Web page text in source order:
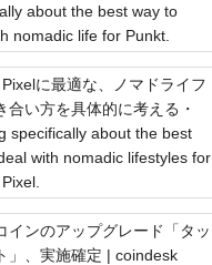
about the best way to
nomadic life for Punkt.
に最適な、ノマドライフ
合い方を具体的に考える・
specifically about the best
with nomadic lifestyles for
インのアップグレード「タッ
」、実施確定 | coindesk